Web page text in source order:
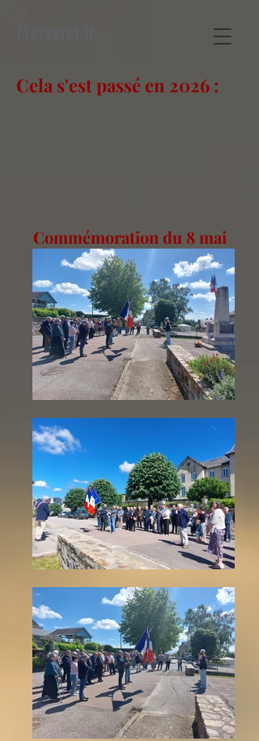
Cela s'est passé en 2026 :
Commémoration du 8 mai